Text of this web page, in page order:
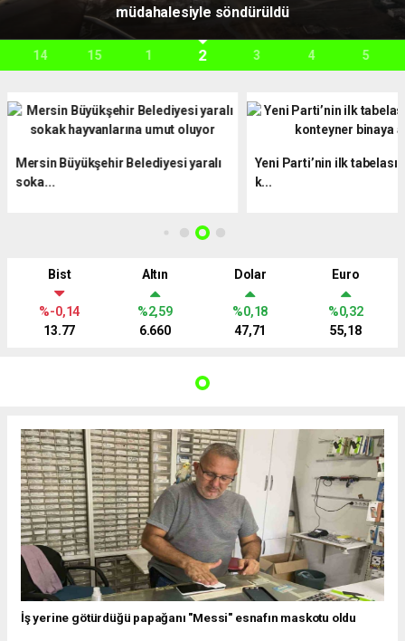
hektarlık alan zarar gördü
15 1 2 3 4 5 6
Mersin Büyükşehir Belediyesi yaralı
soka...
Yeni Parti’nin ilk tabelası
k...
Bist
%-0,14
13.77
Altın
%2,59
6.660
Dolar
%0,18
47,71
Euro
%0,32
55,18
İş yerine götürdüğü papağanı "Messi" esnafın maskotu oldu